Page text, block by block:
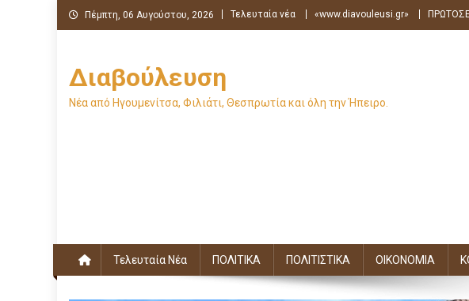
Μεταπηδήστε
στο
Πέμπτη, 06 Αυγούστου, 2026 Τελευταία νέα «www.diavouleusi.gr»
Διαβούλευση
Νέα από Ηγουμενίτσα, Φιλιάτι, Θεσπρωτία και όλη την Ήπειρο.
Τελευταία Νέα ΠΟΛΙΤΙΚΑ ΠΟΛΙΤΙΣΤΙΚΑ ΟΙΚΟΝΟΜΙΑ